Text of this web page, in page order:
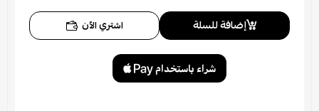
إضافة للسلة اشتري الآن